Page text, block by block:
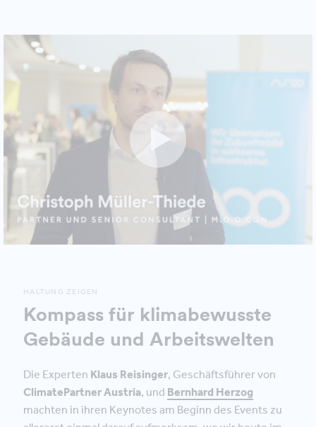
HALTUNG ZEIGEN
Kompass für klimabewusste
Gebäude und Arbeitswelten
Die Experten Klaus Reisinger, Geschäftsführer von
ClimatePartner Austria, und Bernhard Herzog
machten in ihren Keynotes am Beginn des Events zu